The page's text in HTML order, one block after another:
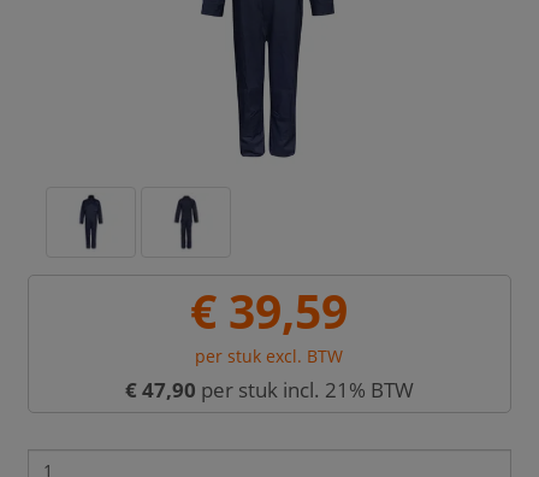
€ 39,59
per stuk excl. BTW
€ 47,90 per stuk incl. 21% BTW